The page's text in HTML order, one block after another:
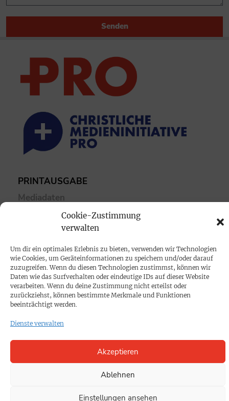
Cookie-Zustimmung
verwalten
Um dir ein optimales Erlebnis zu bieten, verwenden wir Technologien
wie Cookies, um Geräteinformationen zu speichern und/oder darauf
zuzugreifen. Wenn du diesen Technologien zustimmst, können wir
Daten wie das Surfverhalten oder eindeutige IDs auf dieser Website
verarbeiten. Wenn du deine Zustimmung nicht erteilst oder
zurückziehst, können bestimmte Merkmale und Funktionen
beeinträchtigt werden.
Dienste verwalten
Akzeptieren
Ablehnen
Einstellungen ansehen
Senden
PRINTAUSGABE
Mediadaten
PROKOMPAKT
Impressum
SPENDEN
Datenschutz
KONTAKT